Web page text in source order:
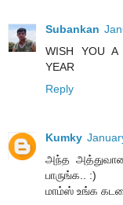
Subankan
WISH YOU A
YEAR
Reply
Kumky
அந்த
பாருங்க.. :)
மாம்ஸ் உங்க